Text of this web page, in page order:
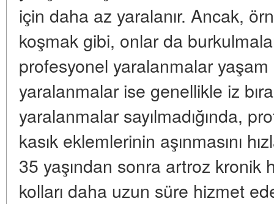
için daha az yaralanır. Ancak,
koşmak gibi, onlar da
profesyonel yaralanmalar
yaralanmalar ise genellikle iz
yaralanmalar sayılmadığında,
kasık eklemlerinin aşınmasını
35 yaşından sonra artroz kronik
kolları daha uzun süre hizmet